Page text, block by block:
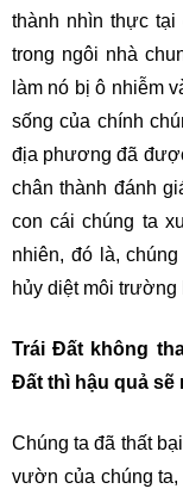
thành nhìn thực tại
trong ngôi nhà
làm nó bị ô nhiễm
sống của chính
địa phương đã
chân thành đánh
con cái chúng ta
nhiên, đó là,
hủy diệt môi trường
Trái Đất không
Đất thì hậu quả sẽ
Chúng ta đã thất
vườn của chúng ta,